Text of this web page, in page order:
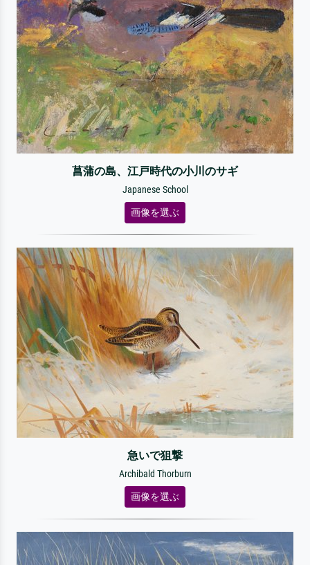
菖蒲の島、江戸時代の小川のサギ
Japanese School
画像を選ぶ
急いで狙撃
Archibald Thorburn
画像を選ぶ